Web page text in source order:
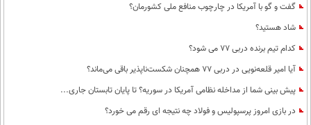
گفت و گو با آمریکا در چارچوب منافع ملی کشورمان؟
شاد هستید؟
کدام تیم برنده دربی 77 می شود؟
آیا امیر قلعه‌نویی در دربی 77 همچنان شکست‌ناپذیر باقی می‌ماند؟
پیش بینی شما از مداخله نظامی آمریکا در سوریه؟ تا پایان تابستان جاری...
در بازی امروز پرسپولیس و فولاد چه نتیجه ای رقم می خورد؟